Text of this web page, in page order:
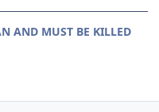
AND MUST BE KILLED